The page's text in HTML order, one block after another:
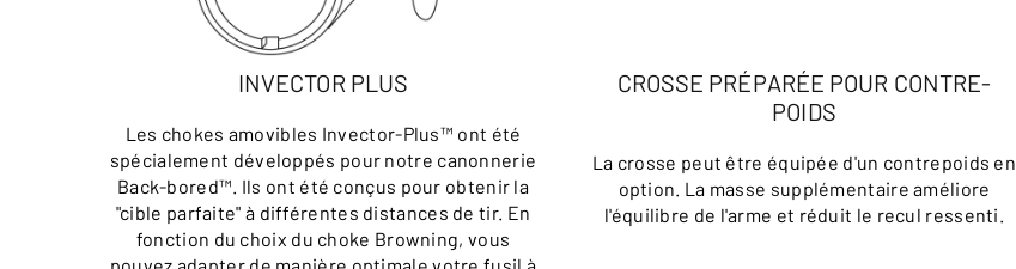
INVECTOR PLUS
Les chokes amovibles Invector-Plus™ ont été
spécialement développés pour notre canonnerie
Back-bored™. Ils ont été conçus pour obtenir la
"cible parfaite" à différentes distances de tir. En
fonction du choix du choke Browning, vous
CROSSE PRÉPARÉE POUR CONTRE-
POIDS
La crosse peut être équipée d'un contrepoids en
option. La masse supplémentaire améliore
l'équilibre de l'arme et réduit le recul ressenti.